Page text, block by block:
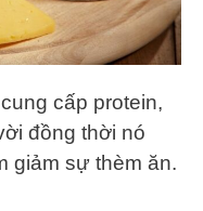
cấp protein,
đồng thời nó
giảm sự thèm ăn.